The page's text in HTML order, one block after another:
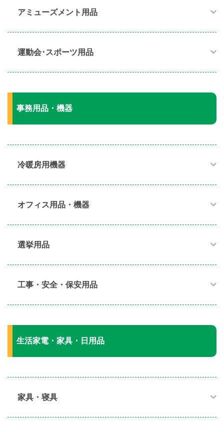
アミューズメント用品​
運動会･スポーツ用品​
事務用品・機器
冷暖房用機器​
オフィス用品・機器​
選挙用品
工事・安全・保安用品
生活家電・家具・日用品
家具・寝具​